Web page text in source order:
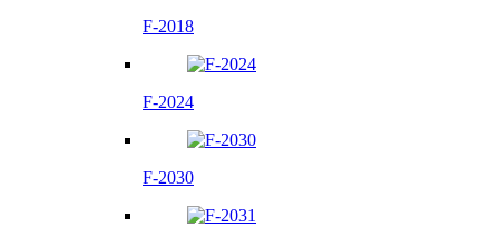
F-2018
F-2024
F-2030